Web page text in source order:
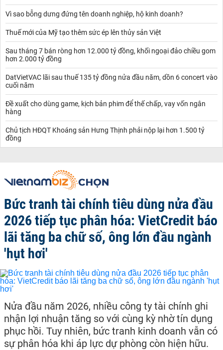
Vì sao bỗng dưng đứng tên doanh nghiệp, hộ kinh doanh?
Thuế mới của Mỹ tạo thêm sức ép lên thủy sản Việt
Sau tháng 7 bán ròng hơn 12.000 tỷ đồng, khối ngoại đảo chiều gom
hơn 2.000 tỷ đồng
DatVietVAC lãi sau thuế 135 tỷ đồng nửa đầu năm, dồn 6 concert vào
cuối năm
Đề xuất cho dùng game, kịch bản phim để thế chấp, vay vốn ngân
hàng
Chủ tịch HĐQT Khoáng sản Hưng Thịnh phải nộp lại hơn 1.500 tỷ
đồng
Bức tranh tài chính tiêu dùng nửa đầu
2026 tiếp tục phân hóa: VietCredit báo
lãi tăng ba chữ số, ông lớn đầu ngành
'hụt hơi'
Nửa đầu năm 2026, nhiều công ty tài chính ghi
nhận lợi nhuận tăng so với cùng kỳ nhờ tín dụng
phục hồi. Tuy nhiên, bức tranh kinh doanh vẫn có
sự phân hóa khi áp lực dự phòng còn hiện hữu.